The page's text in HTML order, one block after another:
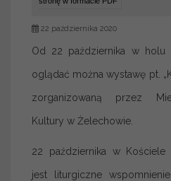
22 października 2020
Od 22 października w holu
oglądać można wystawę pt.
zorganizowaną przez
Kultury w Żelechowie.
22 października w
jest liturgiczne